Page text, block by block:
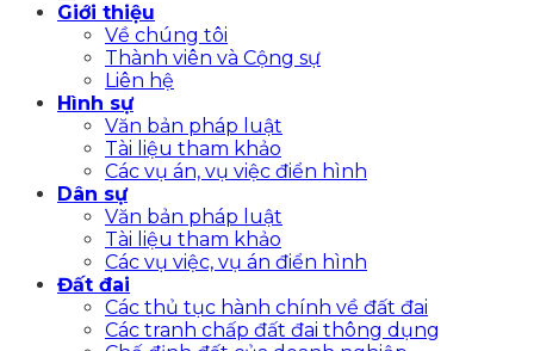
Giới thiệu
Về chúng tôi
Thành viên và Cộng sự
Liên hệ
Hình sự
Văn bản pháp luật
Tài liệu tham khảo
Các vụ án, vụ việc điển hình
Dân sự
Văn bản pháp luật
Tài liệu tham khảo
Các vụ việc, vụ án điển hình
Đất đai
Các thủ tục hành chính về đất đai
Các tranh chấp đất đai thông dụng